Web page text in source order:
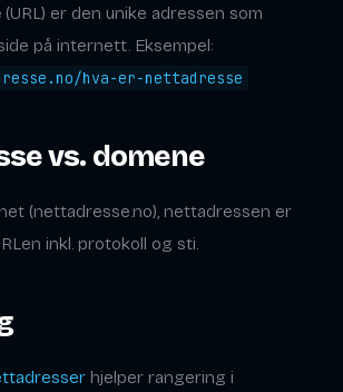
(URL) er den unike adressen som
på internett. Eksempel:
hva-er-nettadresse
vs. domene
(nettadresse.no), nettadressen er
inkl. protokoll og sti.
hjelper rangering i